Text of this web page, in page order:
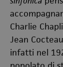
Charlie
Jean
infatti nel